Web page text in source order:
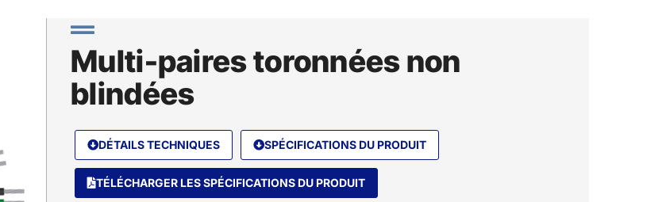
Multi-paires toronnées non
blindées
DÉTAILS TECHNIQUES SPÉCIFICATIONS DU PRODUIT
TÉLÉCHARGER LES SPÉCIFICATIONS DU PRODUIT